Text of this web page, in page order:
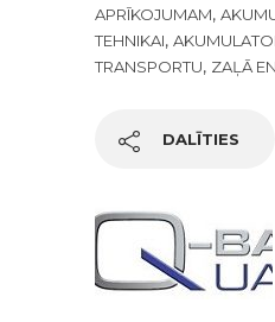
APRĪKOJUMAM,
TEHNIKAI,
TRANSPORTU, ZAĻĀ
DALĪTIES